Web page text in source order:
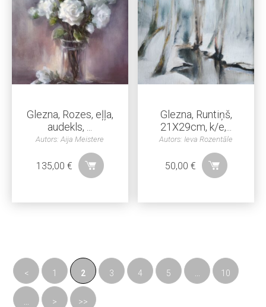
Glezna, Rozes, eļļa,
audekls, ...
Autors: Aija Meistere
135,00 €
Glezna, Runtiņš,
21X29cm, k/e,...
Autors: Ieva Rozentāle
50,00 €
< 1 2 3 4 5 10
> >>